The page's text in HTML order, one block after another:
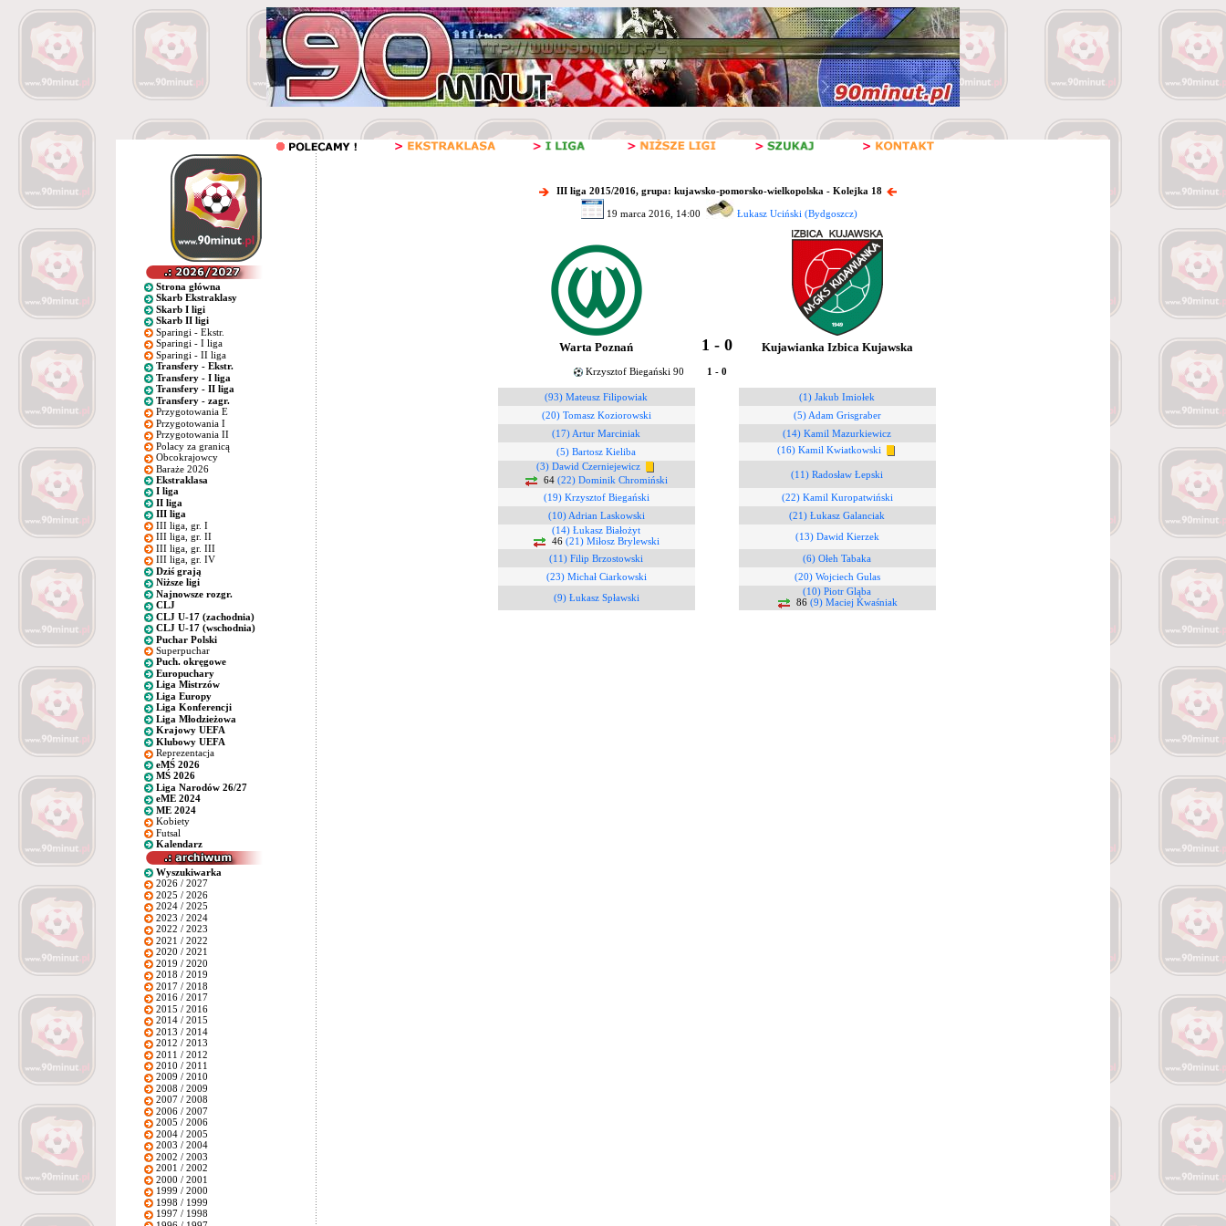
Strona główna
Skarb Ekstraklasy
Skarb I ligi
Skarb II ligi
Sparingi - Ekstr.
Sparingi - I liga
Sparingi - II liga
Transfery - Ekstr.
Transfery - I liga
Transfery - II liga
Transfery - zagr.
Przygotowania E
Przygotowania I
Przygotowania II
Polacy za granicą
Obcokrajowcy
Baraże 2026
Ekstraklasa
I liga
II liga
III liga
III liga, gr. I
III liga, gr. II
III liga, gr. III
III liga, gr. IV
Dziś grają
Niższe ligi
Najnowsze rozgr.
CLJ
CLJ U-17 (zachodnia)
CLJ U-17 (wschodnia)
Puchar Polski
Superpuchar
Puch. okręgowe
Europuchary
Liga Mistrzów
Liga Europy
Liga Konferencji
Liga Młodzieżowa
Krajowy UEFA
Klubowy UEFA
Reprezentacja
eMŚ 2026
MŚ 2026
Liga Narodów 26/27
eME 2024
ME 2024
Kobiety
Futsal
Kalendarz
Wyszukiwarka
2026 / 2027
2025 / 2026
2024 / 2025
2023 / 2024
2022 / 2023
2021 / 2022
2020 / 2021
2019 / 2020
2018 / 2019
2017 / 2018
2016 / 2017
2015 / 2016
2014 / 2015
2013 / 2014
2012 / 2013
2011 / 2012
2010 / 2011
2009 / 2010
2008 / 2009
2007 / 2008
2006 / 2007
2005 / 2006
2004 / 2005
2003 / 2004
2002 / 2003
2001 / 2002
2000 / 2001
1999 / 2000
1998 / 1999
1997 / 1998
III liga 2015/2016, grupa: kujawsko-pomorsko-wielkopolska - Kolejka 18
19 marca 2016, 14:00 Łukasz Uciński (Bydgoszcz)
Warta Poznań 1 - 0 Kujawianka Izbica Kujawska
Krzysztof Biegański 90 1 - 0
(93) Mateusz Filipowiak
(1) Jakub Imiołek
(20) Tomasz Koziorowski
(5) Adam Grisgraber
(17) Artur Marciniak
(14) Kamil Mazurkiewicz
(5) Bartosz Kieliba
(16) Kamil Kwiatkowski
(3) Dawid Czerniejewicz
64 (22) Dominik Chromiński
(11) Radosław Łepski
(19) Krzysztof Biegański
(22) Kamil Kuropatwiński
(10) Adrian Laskowski
(21) Łukasz Galanciak
(14) Łukasz Białożyt
46 (21) Miłosz Brylewski
(13) Dawid Kierzek
(11) Filip Brzostowski
(6) Ołeh Tabaka
(23) Michał Ciarkowski
(20) Wojciech Gulas
(9) Łukasz Spławski
(10) Piotr Gląba
86 (9) Maciej Kwaśniak